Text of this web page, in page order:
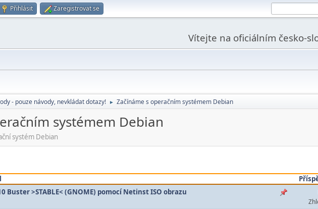
Přihlásit Zaregistrovat se
Vítejte na oficiálním česko-
- pouze návody, nevkládat dotazy! ► Začínáme s operačním systémem Debian
systémem Debian
systém Debian
Buster >STABLE< (GNOME) pomocí Netinst ISO obrazu